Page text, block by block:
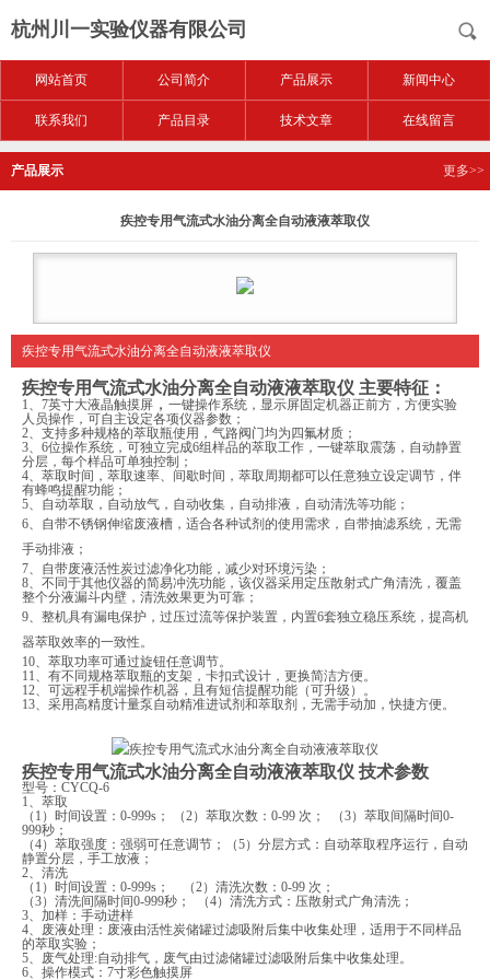
杭州川一实验仪器有限公司
网站首页 公司简介 产品展示 新闻中心
联系我们 产品目录 技术文章 在线留言
产品展示 更多>>
疾控专用气流式水油分离全自动液液萃取仪
疾控专用气流式水油分离全自动液液萃取仪
疾控专用气流式水油分离全自动液液萃取仪 主要特征：
1 7英寸大液晶触摸屏 ， 一键操作系统， 显示屏固定机器正前方，方便实验
人员操作，可自主设定各项仪器参数；
2
支持多种规格的萃取瓶使用，气路阀门均为四氟材质；
3、 6位操作系统，可独立完成6组样品的萃取工作 ， 一键萃取震荡，自动静置
分层，每个样品可单独控制；
4、 萃取时间，萃取速率 间歇时间，萃取周期都可以任意独立设定调节 ， 伴
有蜂鸣提醒功能；
5、 自动萃取，自动放气，自动收集，自动排液，自动清洗等功能；
6、 自带不锈钢伸缩废液槽， 适合各种试剂的使用需求， 自带抽滤系统，无需
手动排液；
7、 自带废液活性炭过滤净化功能，减少对环境污染；
8、 不同于其他仪器的简易冲洗功能，该仪器采用定压散射式广角清洗，覆盖
整个分液漏斗内壁，清洗效果更为可靠；
9、 整机具有漏电保护，过压过流等保护装置 ， 内置6套独立稳压系统，提高机
器萃取效率的一致性 。
10、 萃取功率可通过旋钮任意调节。
11、 有不同规格萃取瓶的支架，卡扣式设计，更换简洁方便 。
12、可远程手机端操作机器，且有短信提醒功能（可升级）
。
13、 采用高精度计量泵自动精准进试剂和萃取剂 ，无需手动加，快捷方便 。
疾控专用气流式水油分离全自动液液萃取仪 技术参数
型号： CYCQ-6
1、 萃取
（ 1）时间设置：0-999s； （2）萃取次数：0-99 次； （3）萃取间隔时间0-
999秒；
（4）萃取强度：强弱可任意调节；（5）分层方式：自动萃取程序运行，自动
静置分层，手工放液；
2、清洗
（ 1）时间设置：0-999s； （2）清洗次数：0-99 次；
（3）清洗间隔时间0-999秒； （4）清洗方式：压散射式广角清洗；
3、加样：手动进样
4、废液处理：废液由活性炭储罐过滤吸附后集中收集处理，适用于不同样品
的萃取实验；
5、废气处理:自动排气，废气由过滤储罐过滤吸附后集中收集处理。
6、操作模式：7寸彩色触摸屏